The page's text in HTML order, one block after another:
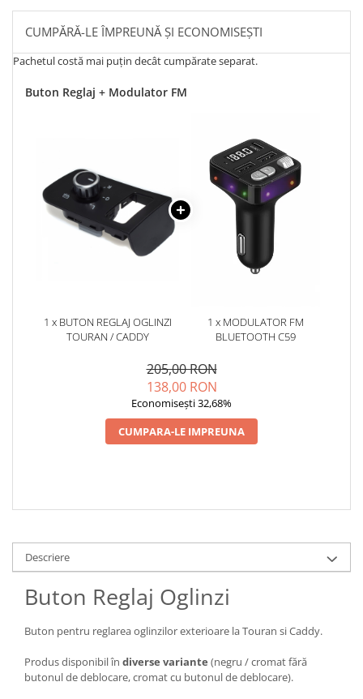
CUMPĂRĂ-LE ÎMPREUNĂ ȘI ECONOMISEȘTI
Pachetul costă mai puțin decât cumpărate separat.
Buton Reglaj + Modulator FM
1 x BUTON REGLAJ OGLINZI
TOURAN / CADDY
1 x MODULATOR FM
BLUETOOTH C59
205,00 RON
138,00 RON
Economisești 32,68%
CUMPARA-LE IMPREUNA
Descriere
Buton Reglaj Oglinzi
Buton pentru reglarea oglinzilor exterioare la Touran si Caddy.
Produs disponibil în diverse variante (negru / cromat fără
butonul de deblocare, cromat cu butonul de deblocare).